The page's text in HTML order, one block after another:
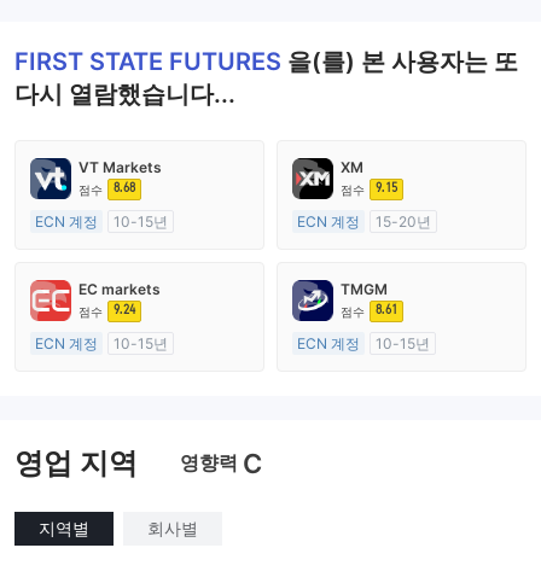
FIRST STATE FUTURES 을(를) 본 사용자는 또
다시 열람했습니다...
VT Markets
점수 8.68
ECN 계정
10-15년
외환 거래 라이선스 (MM)
마스터 레이블 MT4
XM
점수 9.15
ECN 계정
15-20년
외환 거래 라이선스 (MM)
마스터 레이블 MT4
EC markets
점수 9.24
ECN 계정
10-15년
TMGM
점수 8.61
ECN 계정
10-15년
영업 지역 영향력 C
지역별 회사별